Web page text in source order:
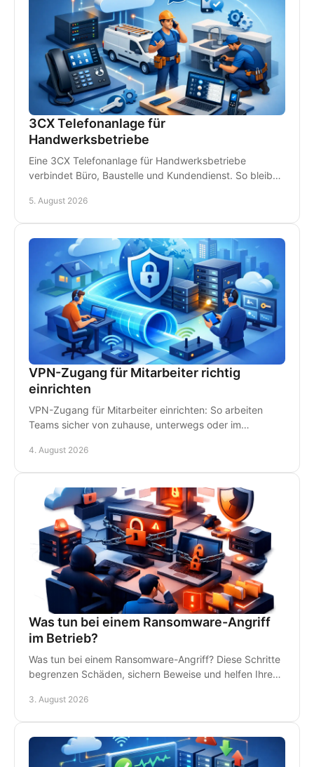
3CX Telefonanlage für
Handwerksbetriebe
Eine 3CX Telefonanlage für Handwerksbetriebe
verbindet Büro, Baustelle und Kundendienst. So bleiben
5. August 2026
VPN-Zugang für Mitarbeiter richtig
einrichten
VPN-Zugang für Mitarbeiter einrichten: So arbeiten
Teams sicher von zuhause, unterwegs oder im
Support.
4. August 2026
Was tun bei einem Ransomware-Angriff
im Betrieb?
Was tun bei einem Ransomware-Angriff? Diese Schritte
begrenzen Schäden, sichern Beweise und helfen Ihrem
3. August 2026